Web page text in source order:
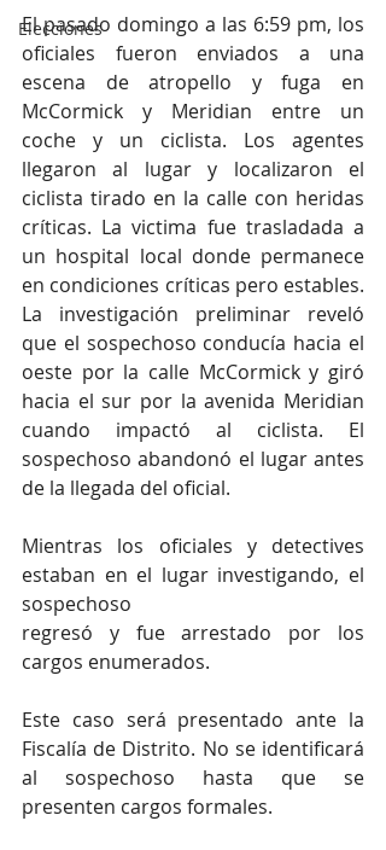
Elecciones
El pasado domingo a las 6:59 pm, los
oficiales fueron enviados a una
escena de atropello y fuga en
McCormick y Meridian entre un
coche y un ciclista. Los agentes
llegaron al lugar y localizaron el
ciclista tirado en la calle con heridas
críticas. La victima fue trasladada a
un hospital local donde permanece
en condiciones críticas pero estables.
La investigación preliminar reveló
que el sospechoso conducía hacia el
oeste por la calle McCormick y giró
hacia el sur por la avenida Meridian
cuando impactó al ciclista. El
sospechoso abandonó el lugar antes
de la llegada del oficial.
Mientras los oficiales y detectives
estaban en el lugar investigando, el
sospechoso
regresó y fue arrestado por los
cargos enumerados.
Este caso será presentado ante la
Fiscalía de Distrito. No se identificará
al sospechoso hasta que se
presenten cargos formales.